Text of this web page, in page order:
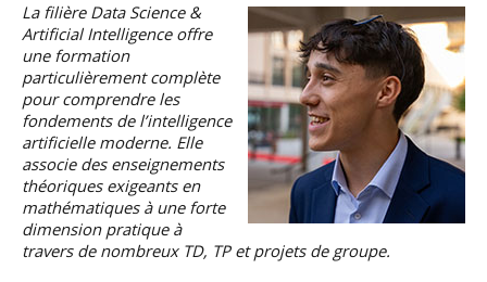
La filière Data Science &
Artificial Intelligence offre
une formation
particulièrement complète
pour comprendre les
fondements de l’intelligence
artificielle moderne. Elle
associe des enseignements
théoriques exigeants en
mathématiques à une forte
dimension pratique à
travers de nombreux TD, TP et projets de groupe.